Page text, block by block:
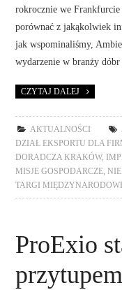
rokrocznie we
porównać z jakąkolwiek
jak wspominaliśmy,
wydarzenie w branży
CZYTAJ DALEJ
AKTUALNOŚCI
DZIAŁ EKSPORTU DLA
DORADCZA KRAKÓW,
MISJE GOSPODARCZE
TARGI
ProExio